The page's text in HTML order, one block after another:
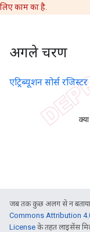
लिए काम का है.
अगले चरण
एट्रिब्यूशन सोर्स
जब तक कुछ अलग से न बताया
Commons Attribution
License के तहत लाइसेंस